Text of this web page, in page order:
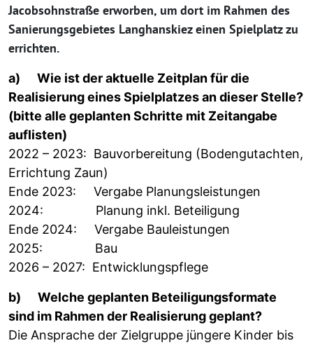
Jacobsohnstraße erworben, um dort im Rahmen des
Sanierungsgebietes Langhanskiez einen Spielplatz zu
errichten.
a) Wie ist der aktuelle Zeitplan für die
Realisierung eines Spielplatzes an dieser Stelle?
(bitte alle geplanten Schritte mit Zeitangabe
auflisten)
2022 – 2023: Bauvorbereitung (Bodengutachten,
Errichtung Zaun)
Ende 2023: Vergabe Planungsleistungen
2024: Planung inkl. Beteiligung
Ende 2024: Vergabe Bauleistungen
2025: Bau
2026 – 2027: Entwicklungspflege
b) Welche geplanten Beteiligungsformate
sind im Rahmen der Realisierung geplant?
Die Ansprache der Zielgruppe jüngere Kinder bis